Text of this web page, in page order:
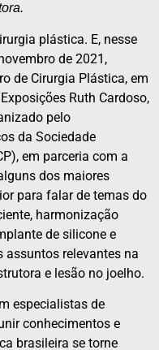
plástica. E, nesse
de 2021,
de Cirurgia Plástica, em
Ruth Cardoso,
pelo
da Sociedade
em parceria com a
dos maiores
para falar de temas do
harmonização
de silicone e
assuntos relevantes na
e lesão no joelho.
especialistas de
conhecimentos e
brasileira se torne